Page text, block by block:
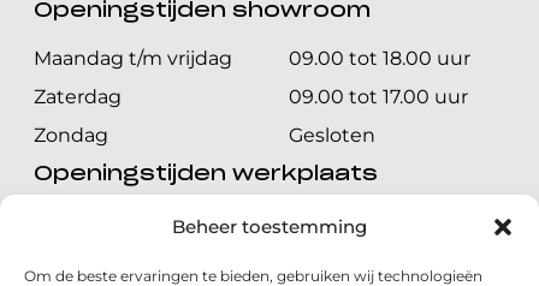
Beheer toestemming
Om de beste ervaringen te bieden, gebruiken wij technologieën
Openingstijden showroom
Maandag t/m vrijdag
09.00 tot 18.00 uur
Zaterdag
09.00 tot 17.00 uur
Zondag
Gesloten
Openingstijden werkplaats
Maandag t/m vrijdag
08.00 tot 17.00 uur